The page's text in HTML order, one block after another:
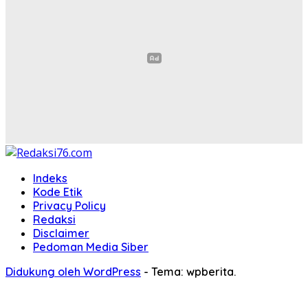
Indeks
Kode Etik
Privacy Policy
Redaksi
Disclaimer
Pedoman Media Siber
Didukung oleh WordPress - Tema: wpberita.